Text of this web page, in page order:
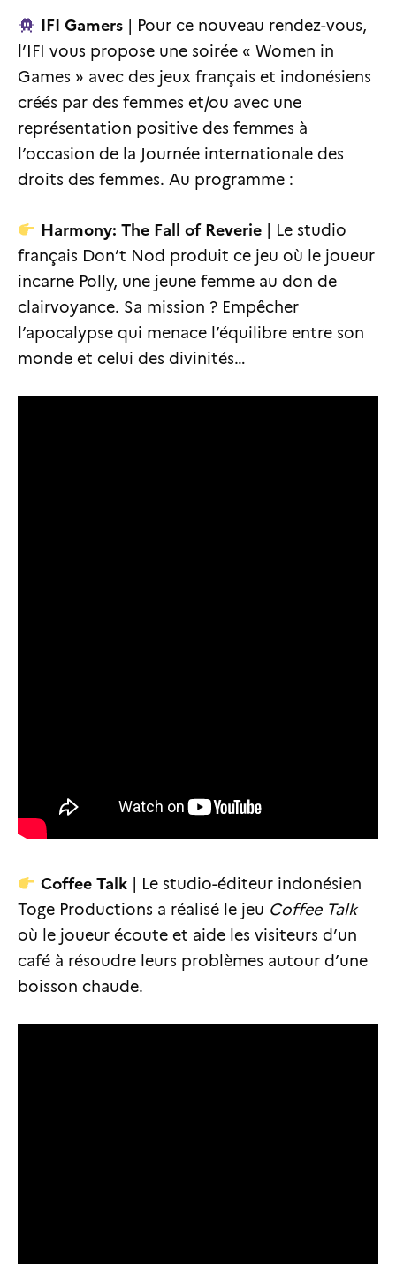
IFI Gamers
| Pour ce nouveau rendez-vous,
l’IFI vous propose une soirée « Women in
Games » avec des jeux français et indonésiens
créés par des femmes et/ou avec une
représentation positive des femmes à
l’occasion de la Journée internationale des
droits des femmes. Au programme :
Harmony: The Fall of Reverie
| Le studio
français Don’t Nod produit ce jeu où le joueur
incarne Polly, une jeune femme au don de
clairvoyance. Sa mission ? Empêcher
l’apocalypse qui menace l’équilibre entre son
monde et celui des divinités…
Coffee Talk
| Le studio-éditeur indonésien
Toge Productions a réalisé le jeu Coffee Talk
où le joueur écoute et aide les visiteurs d’un
café à résoudre leurs problèmes autour d’une
boisson chaude.